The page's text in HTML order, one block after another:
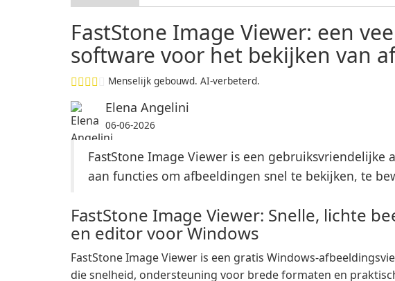
FastStone Image Viewer: een
software voor het bekijken van
Menselijk gebouwd. AI-verbeterd.
Elena Angelini
06-06-2026
FastStone Image Viewer is een gebruiksvriendelijke
aan functies om afbeeldingen snel te bekijken, te
FastStone Image Viewer: Snelle, lichte
en editor voor Windows
FastStone Image Viewer is een gratis Windows-
die snelheid, ondersteuning voor brede formaten en